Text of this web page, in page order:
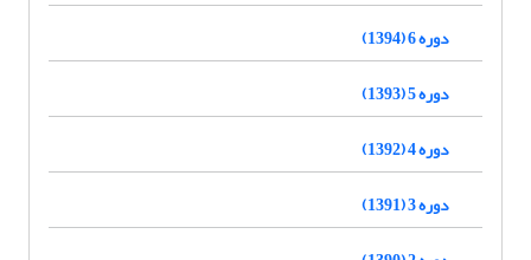
دوره 6 (1394)
دوره 5 (1393)
دوره 4 (1392)
دوره 3 (1391)